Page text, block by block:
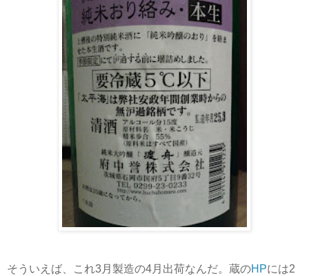
そういえば、これ3月製造の4月出荷なんだ。蔵のHPには2